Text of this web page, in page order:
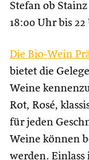
Stefan ob
18:00 Uhr bis 22
Die Bio-Wein
bietet die
Weine
Rot, Rosé,
für jeden
Weine können
werden. Einlass